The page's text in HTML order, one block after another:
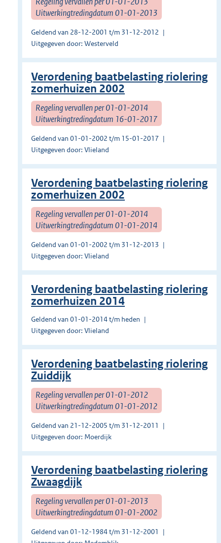
Uitwerkingtredingdatum 01-01-2013
Geldend van 28-12-2001 t/m 31-12-2012
Uitgegeven door: Westerveld
Verordening baatbelasting riolering
zomerhuizen 2002
Regeling vervallen per 01-01-2014
Uitwerkingtredingdatum 16-01-2017
Geldend van 01-01-2002 t/m 15-01-2017
Uitgegeven door: Vlieland
Verordening baatbelasting riolering
zomerhuizen 2002
Regeling vervallen per 01-01-2014
Uitwerkingtredingdatum 01-01-2014
Geldend van 01-01-2002 t/m 31-12-2013
Uitgegeven door: Vlieland
Verordening baatbelasting riolering
zomerhuizen 2014
Geldend van 01-01-2014 t/m heden
Uitgegeven door: Vlieland
Verordening baatbelasting riolering
Zuiddijk
Regeling vervallen per 01-01-2012
Uitwerkingtredingdatum 01-01-2012
Geldend van 21-12-2005 t/m 31-12-2011
Uitgegeven door: Moerdijk
Verordening baatbelasting riolering
Zwaagdijk
Regeling vervallen per 01-01-2013
Uitwerkingtredingdatum 01-01-2002
Geldend van 01-12-1984 t/m 31-12-2001